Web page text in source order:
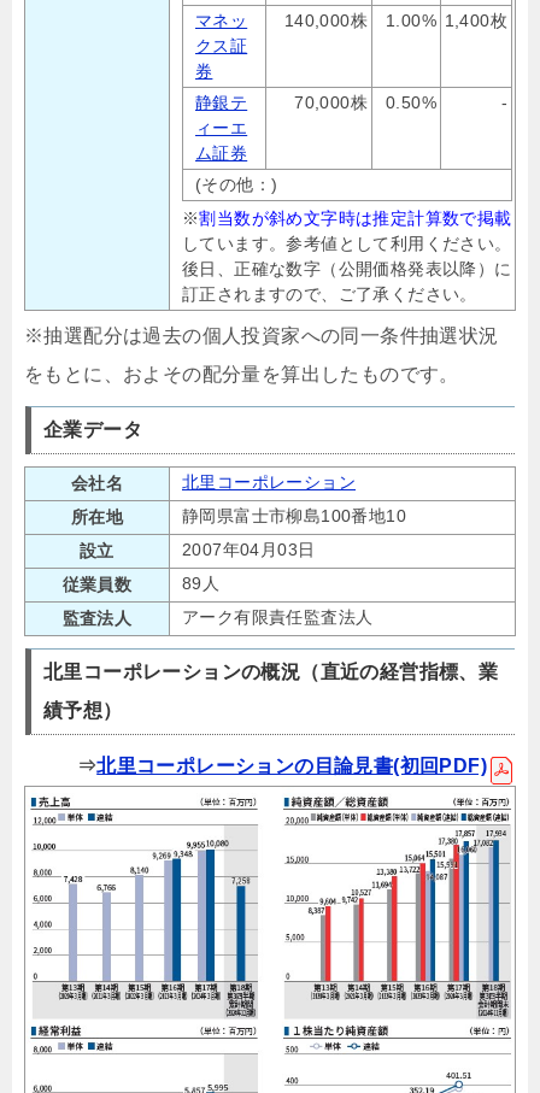
マネッ
クス証
券
140,000株 1.00% 1,400枚
静銀テ
ィーエ
ム証券
70,000株 0.50% -
(その他：)
※割当数が斜め文字時は推定計算数で掲載
しています。参考値として利用ください。
後日、正確な数字（公開価格発表以降）に
訂正されますので、ご了承ください。
※抽選配分は過去の個人投資家への同一条件抽選状況
をもとに、およその配分量を算出したものです。
企業データ
会社名
北里コーポレーション
所在地
静岡県富士市柳島100番地10
設立
2007年04月03日
従業員数
89人
監査法人
アーク有限責任監査法人
北里コーポレーションの概況（直近の経営指標、業
績予想）
⇒北里コーポレーションの目論見書(初回PDF)